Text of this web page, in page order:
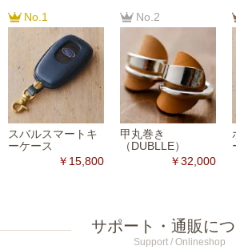
No.1
スバルスマートキ
ーケース
￥15,800
No.2
甲丸巻き
（DUBLLE）
￥32,000
サポート・通販に
Support / Onlineshop